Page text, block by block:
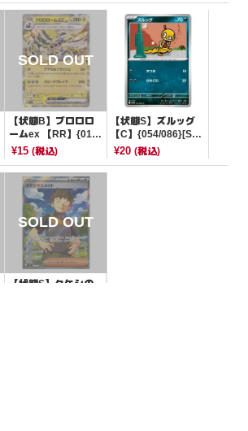
【状態B】ブロロロ
ームex 【RR】{015/
064}[SV6a]
¥15(税込)
【状態S】ズルッグ
【C】{054/086}[SV1
1W]
¥20 (税込)
【状態S】タケシの